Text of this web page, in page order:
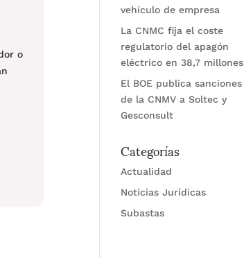
o
vehículo de empresa
La CNMC fija el coste
regulatorio del apagón
eléctrico en 38,7 millones
El BOE publica sanciones
de la CNMV a Soltec y
Gesconsult
Categorías
Actualidad
Noticias Jurídicas
Subastas